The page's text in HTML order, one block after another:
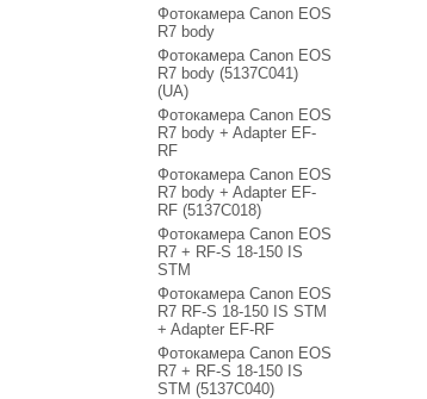
Фотокамера Canon EOS
R7 body
Фотокамера Canon EOS
R7 body (5137C041)
(UA)
Фотокамера Canon EOS
R7 body + Adapter EF-
RF
Фотокамера Canon EOS
R7 body + Adapter EF-
RF (5137C018)
Фотокамера Canon EOS
R7 + RF-S 18-150 IS
STM
Фотокамера Canon EOS
R7 RF-S 18-150 IS STM
+ Adapter EF-RF
Фотокамера Canon EOS
R7 + RF-S 18-150 IS
STM (5137C040)